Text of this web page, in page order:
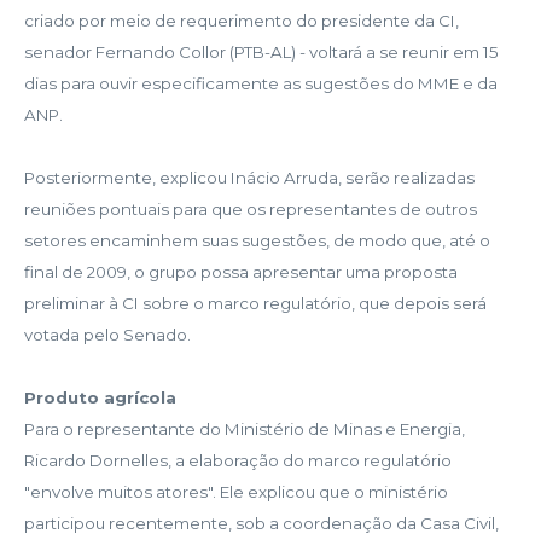
criado por meio de requerimento do presidente da CI,
senador Fernando Collor (PTB-AL) - voltará a se reunir em 15
dias para ouvir especificamente as sugestões do MME e da
ANP.
Posteriormente, explicou Inácio Arruda, serão realizadas
reuniões pontuais para que os representantes de outros
setores encaminhem suas sugestões, de modo que, até o
final de 2009, o grupo possa apresentar uma proposta
preliminar à CI sobre o marco regulatório, que depois será
votada pelo Senado.
Produto agrícola
Para o representante do Ministério de Minas e Energia,
Ricardo Dornelles, a elaboração do marco regulatório
"envolve muitos atores". Ele explicou que o ministério
participou recentemente, sob a coordenação da Casa Civil,